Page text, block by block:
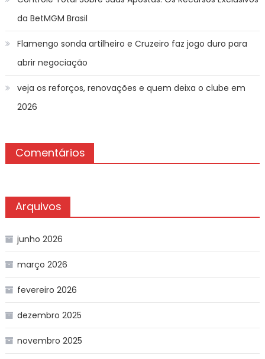
da BetMGM Brasil
Flamengo sonda artilheiro e Cruzeiro faz jogo duro para
abrir negociação
veja os reforços, renovações e quem deixa o clube em
2026
Comentários
Arquivos
junho 2026
março 2026
fevereiro 2026
dezembro 2025
novembro 2025